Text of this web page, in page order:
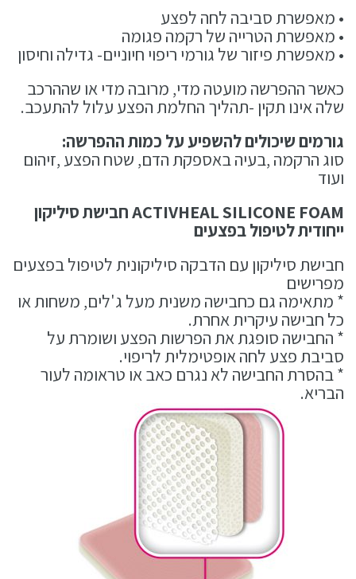
• מאפשרת סביבה לחה לפצע
• מאפשרת הטרייה של רקמה פגומה
• מאפשרת פיזור של גורמי ריפוי חיוניים- גדילה וחיסון
כאשר ההפרשה מועטה מדי, מרובה מדי או שההרכב
שלה אינו תקין -תהליך החלמת הפצע עלול להתעכב.
גורמים שיכולים להשפיע על כמות ההפרשה:
סוג הרקמה ,בעיה באספקת הדם, שטח הפצע ,זיהום
ועוד
ACTIVHEAL SILICONE FOAM חבישת סיליקון
ייחודית לטיפול בפצעים
חבישת סיליקון עם הדבקה סיליקונית לטיפול בפצעים
מפרישים
* מתאימה גם כחבישה משנית מעל ג'לים, משחות או
כל חבישה עיקרית אחרת.
* החבישה סופגת את הפרשות הפצע ושומרת על
סביבת פצע לחה אופטימלית לריפוי.
* בהסרת החבישה לא נגרם כאב או טראומה לעור
הבריא.